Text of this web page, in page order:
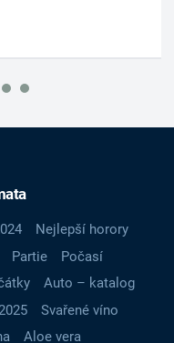
Nejlepší horory
Partie
Počasí
Auto – katalog
Svařené víno
Aloe vera